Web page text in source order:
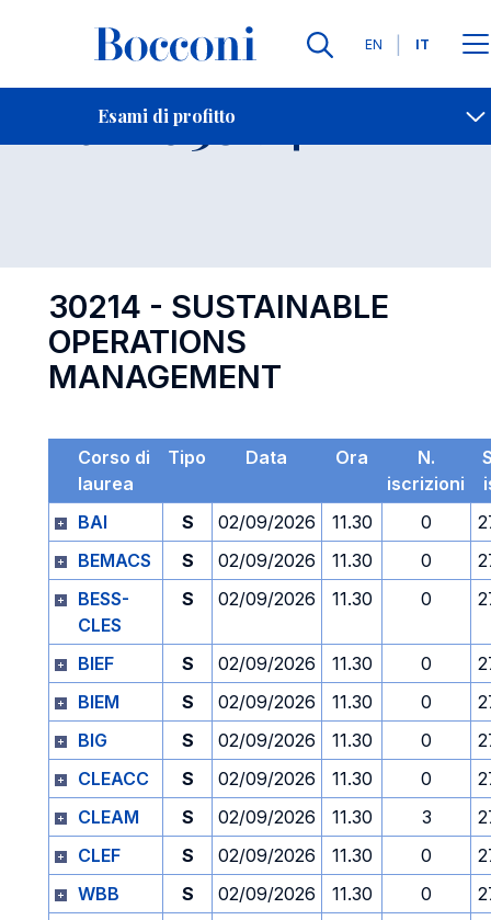
Lingue
EN IT
Esami di profitto
Contatti
Esame 30214 Open
30214 - SUSTAINABLE
OPERATIONS
MANAGEMENT
Corso di
laurea
Tipo Data Ora
N.
iscrizioni
BAI
S 02/09/2026 11.30 0
BEMACS
S 02/09/2026 11.30 0
BESS-
CLES
S 02/09/2026 11.30 0
BIEF S 02/09/2026 11.30 0
BIEM
S 02/09/2026 11.30 0
BIG
S 02/09/2026 11.30 0
CLEACC
S 02/09/2026 11.30 0
CLEAM
S 02/09/2026 11.30 3
CLEF
S 02/09/2026 11.30 0
WBB
S 02/09/2026 11.30 0